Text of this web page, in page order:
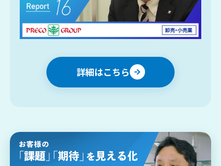
詳細はこちら